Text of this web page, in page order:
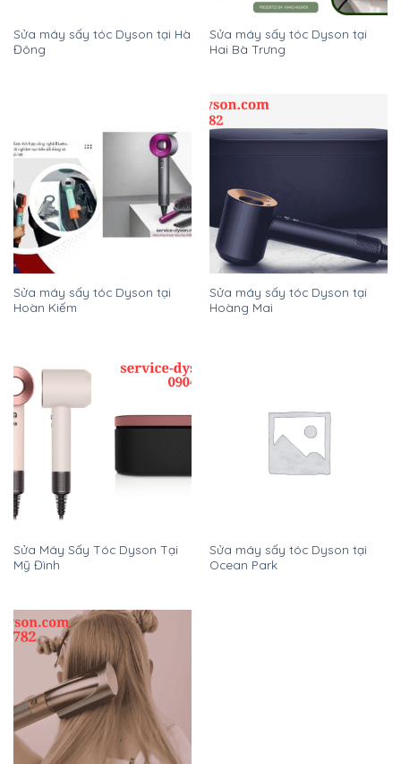
Sửa máy sấy tóc Dyson tại Hà
Đông
Sửa máy sấy tóc Dyson tại
Hai Bà Trưng
Sửa máy sấy tóc Dyson tại
Hoàn Kiếm
Sửa máy sấy tóc Dyson tại
Hoàng Mai
Sửa Máy Sấy Tóc Dyson Tại
Mỹ Đình
Sửa máy sấy tóc Dyson tại
Ocean Park